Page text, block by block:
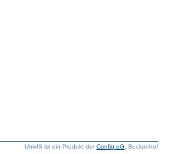
UnivIS ist ein Produkt derConfig eG , Buckenhof